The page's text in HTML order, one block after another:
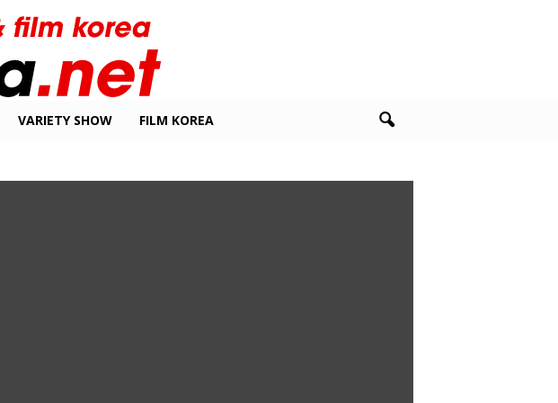
VARIETY SHOW FILM KOREA